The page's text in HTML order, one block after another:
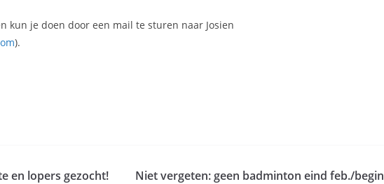
kun je doen door een mail te sturen naar Josien
).
en lopers gezocht!
Niet vergeten: geen badminton eind feb./begin